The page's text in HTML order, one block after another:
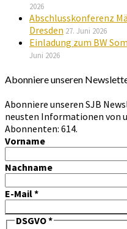
2026
Abschlusskonferenz
Dresden 27. Juni 2026
Einladung zum BW
Juni 2026
Abonniere unseren
Abonniere unseren SJB
neusten Informationen von
Abonnenten: 614.
Vorname
Nachname
E-Mail*
DSGVO*